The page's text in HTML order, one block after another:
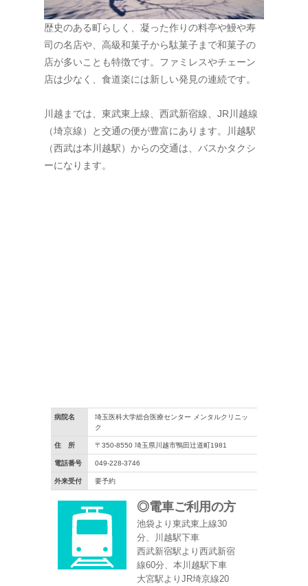
歴史のある町らしく、凝った作りの料亭や鰻や寿
司の名店や、高級和菓子から駄菓子まで和菓子の
店が多いことも特徴です。ファミレスやチェーン
店は少なく、食道楽には新しい発見の連続です。
川越までは、東武東上線、西武新宿線、JR川越線
（埼京線）と交通の便が豊富にあります。川越駅
（西武は本川越駅）からの交通は、バスかタクシ
ーになります。
病院名
埼玉医科大学総合医療センター メンタルクリニッ
ク
住 所 〒350-8550 埼玉県川越市鴨田辻道町1981
電話番号 049-228-3746
外来受付 要予約
◎電車ご利用の方
池袋より東武東上線30
分、川越駅下車
西武新宿駅より西武新宿
線60分、本川越駅下車
大宮駅よりJR埼京線20